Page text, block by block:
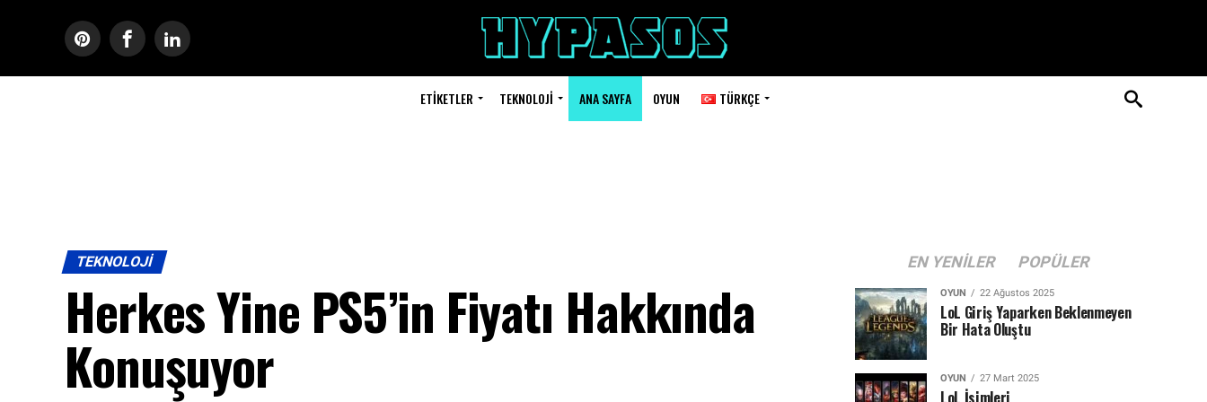
ETIKETLER TEKNOLOJI ANA SAYFA OYUN TÜRKÇE
TEKNOLOJI
Herkes Yine PS5’in Fiyatı Hakkında
Konuşuyor
EN YENILER POPÜLER
OYUN 22 Ağustos 2025
LoL Giriş Yaparken Beklenmeyen
Bir Hata Oluştu
OYUN 27 Mart 2025
LoL İsimleri